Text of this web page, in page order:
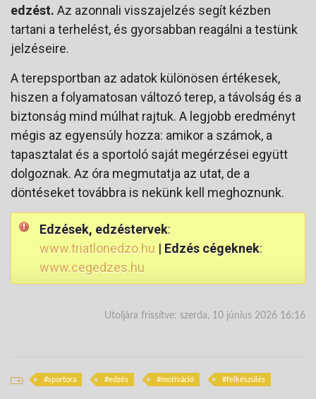
edzést. Az azonnali visszajelzés segít kézben
tartani a terhelést, és gyorsabban reagálni a testünk
jelzéseire.
A terepsportban az adatok különösen értékesek,
hiszen a folyamatosan változó terep, a távolság és a
biztonság mind múlhat rajtuk. A legjobb eredményt
mégis az egyensúly hozza: amikor a számok, a
tapasztalat és a sportoló saját megérzései együtt
dolgoznak. Az óra megmutatja az utat, de a
döntéseket továbbra is nekünk kell meghoznunk.
Edzések, edzéstervek:
www.triatlonedzo.hu | Edzés cégeknek:
www.cegedzes.hu
Utoljára frissítve: szerda, 10 június 2026 16:16
sportora edzés motiváció felkészülés